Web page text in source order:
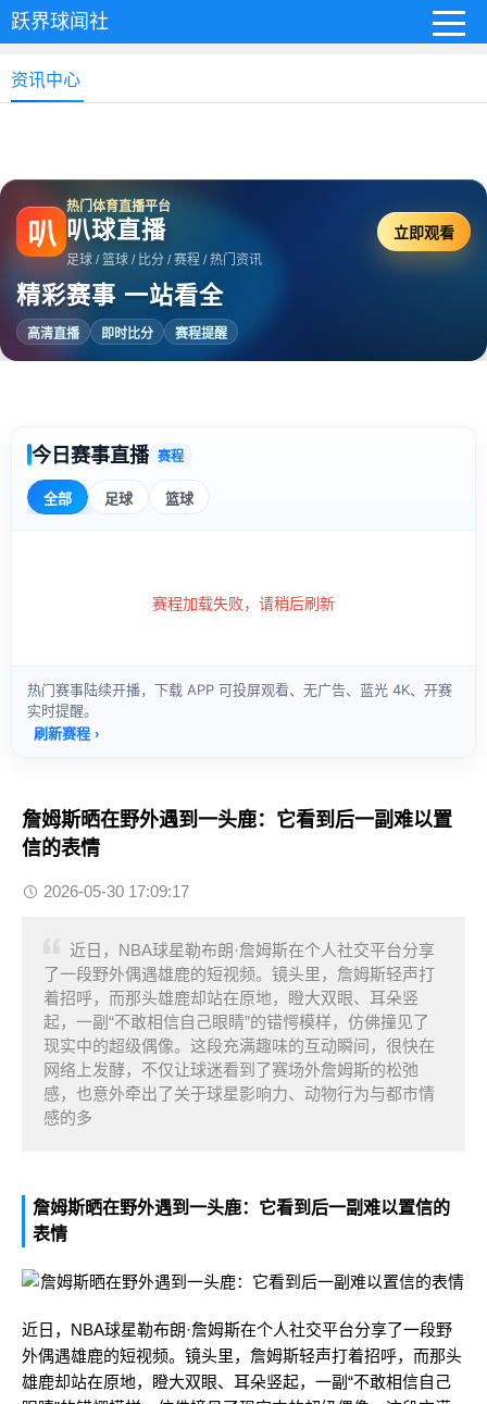
跃界球闻社
资讯中心
叭
热门体育直播平台
叭球直播
足球 / 篮球 / 比分 / 赛程 / 热门资讯
精彩赛事 一站看全
高清直播 即时比分 赛程提醒
立即观看
詹姆斯晒在野外遇到一头鹿：它看到后一副难以置
信的表情
2026-05-30 17:09:17
近日，NBA球星勒布朗·詹姆斯在个人社交平台分享
了一段野外偶遇雄鹿的短视频。镜头里，詹姆斯轻声打
着招呼，而那头雄鹿却站在原地，瞪大双眼、耳朵竖
起，一副“不敢相信自己眼睛”的错愕模样，仿佛撞见了
现实中的超级偶像。这段充满趣味的互动瞬间，很快在
网络上发酵，不仅让球迷看到了赛场外詹姆斯的松弛
感，也意外牵出了关于球星影响力、动物行为与都市情
感的多
詹姆斯晒在野外遇到一头鹿：它看到后一副难以置信的
表情
近日，NBA球星勒布朗·詹姆斯在个人社交平台分享了一段野
外偶遇雄鹿的短视频。镜头里，詹姆斯轻声打着招呼，而那头
雄鹿却站在原地，瞪大双眼、耳朵竖起，一副“不敢相信自己